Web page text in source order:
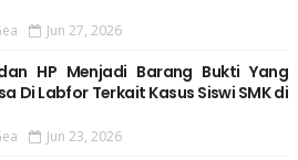
Jun 27, 2026
HP Menjadi Barang Bukti Yang
Di Labfor Terkait Kasus Siswi SMK di
Jun 23, 2026